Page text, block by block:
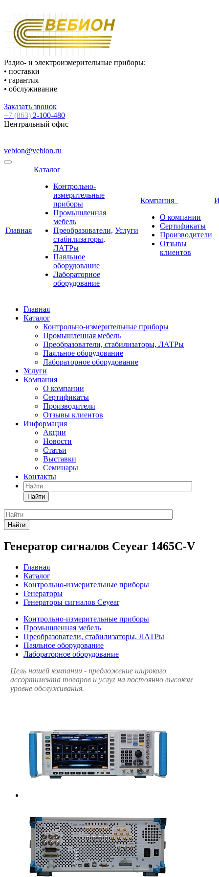
Радио- и электроизмерительные приборы:
• поставки
• гарантия
• обслуживание
Заказать звонок
+7 (863) 2-100-480
Центральный офис
vebion@vebion.ru
Главная
Каталог
Контрольно-
измерительные
приборы
Промышленная
мебель
Преобразователи,
стабилизаторы,
ЛАТРы
Паяльное
оборудование
Лабораторное
оборудование
Услуги
Компания
О компании
Сертификаты
Производители
Отзывы
клиентов
Главная
Каталог
Контрольно-измерительные приборы
Промышленная мебель
Преобразователи, стабилизаторы, ЛАТРы
Паяльное оборудование
Лабораторное оборудование
Услуги
Компания
О компании
Сертификаты
Производители
Отзывы клиентов
Информация
Акции
Новости
Статьи
Выставки
Семинары
Контакты
Найти
Найти
Генератор сигналов Ceyear 1465C-V
Главная
Каталог
Контрольно-измерительные приборы
Генераторы
Генераторы сигналов Ceyear
Контрольно-измерительные приборы
Промышленная мебель
Преобразователи, стабилизаторы, ЛАТРы
Паяльное оборудование
Лабораторное оборудование
Цель нашей компании - предложение широкого
ассортимента товаров и услуг на постоянно высоком
уровне обслуживания.